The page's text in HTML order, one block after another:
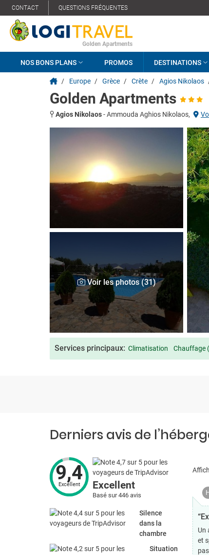
CONTACT QUESTIONS FRÉQUENTES
Golden Apartments
NOS BONS PLANS PROMOS DESTINATIONS
/ Europe / Grèce / Crète / Agios Nikolaos
Golden Apartments
Agios Nikolaos-Ammouda Aghios Nikolaos,
Voir les photos (31)
Services principaux: Climatisation Chauffage
Derniers avis de
9,4
Excellent Excellent
Basé sur 446 avis
Silence
dans la
chambre
Situation
Un
et